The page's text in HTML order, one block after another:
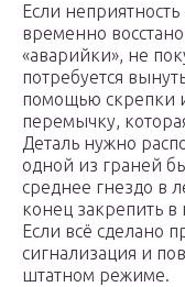
Если
временно
«аварийки», не
потребуется
помощью скрепки
перемычку,
Деталь нужно
одной из граней
среднее гнездо в
конец закрепить в
Если всё сделано
сигнализация и
штатном режиме.